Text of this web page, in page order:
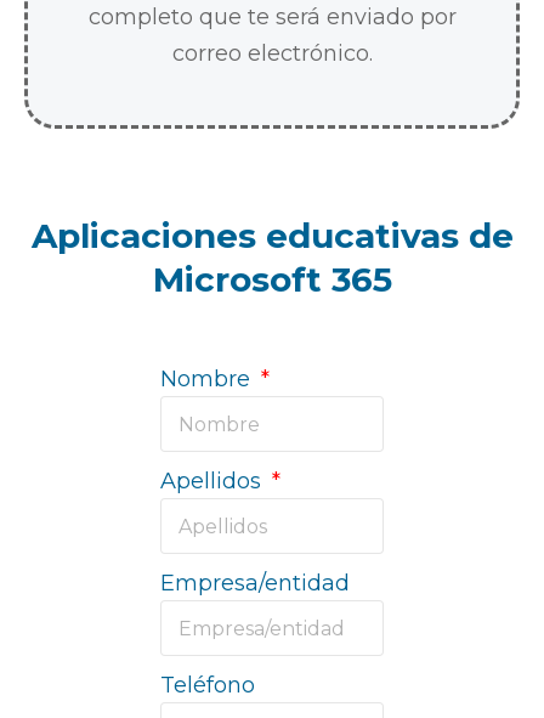
completo que te será enviado por
correo electrónico.
Aplicaciones educativas de
Microsoft 365
Nombre
Apellidos
Empresa/entidad
Teléfono